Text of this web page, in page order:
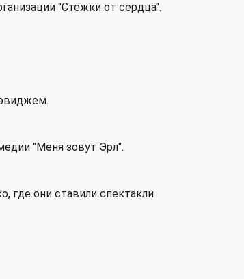
"Стежки от сердца".
"Меня зовут Эрл".
где они ставили спектакли